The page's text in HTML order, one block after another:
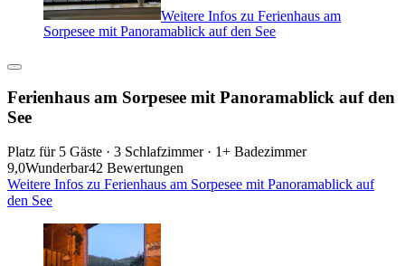
Weitere Infos zu Ferienhaus am
Sorpesee mit Panoramablick auf den See
Ferienhaus am Sorpesee mit Panoramablick auf den
See
Platz für 5 Gäste · 3 Schlafzimmer · 1+ Badezimmer
9,0Wunderbar42 Bewertungen
Weitere Infos zu Ferienhaus am Sorpesee mit Panoramablick auf
den See